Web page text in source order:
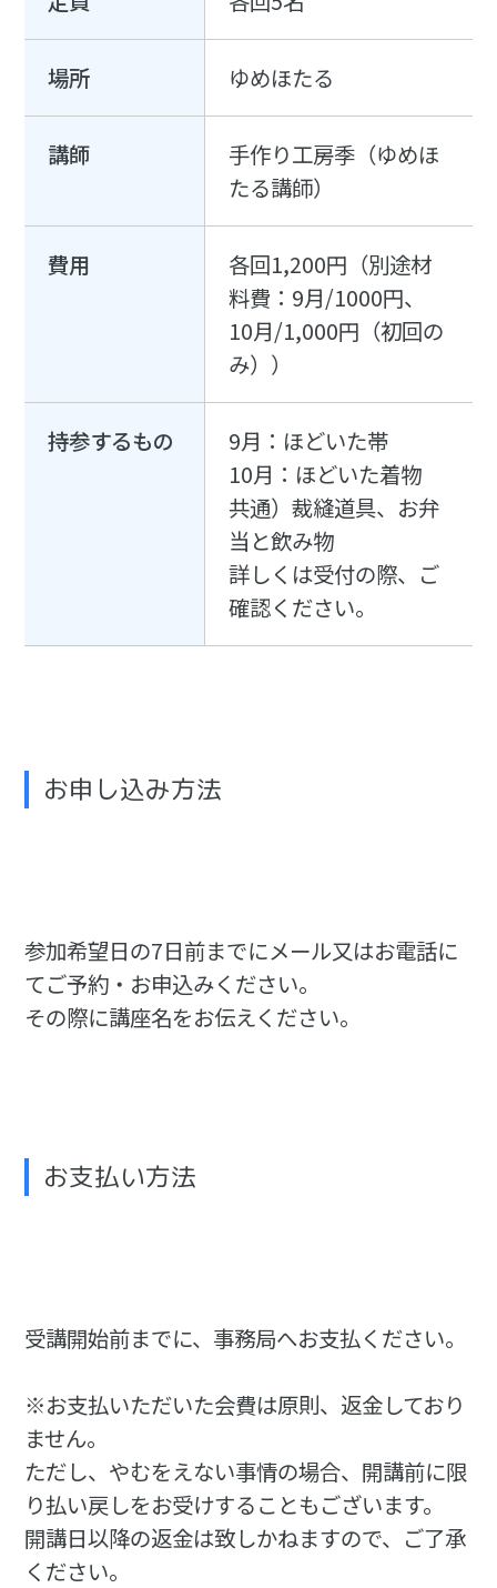
場所 ゆめほたる
講師
手作り工房季（ゆめほ
たる講師）
費用
各回1,200円（別途材
料費：9月/1000円、
10月/1,000円（初回の
み））
持参するもの
9月：ほどいた帯
10月：ほどいた着物
共通）裁縫道具、お弁
当と飲み物
詳しくは受付の際、ご
確認ください。
お申し込み方法
参加希望日の7日前までにメール又はお電話に
てご予約・お申込みください。
その際に講座名をお伝えください。
お支払い方法
受講開始前までに、事務局へお支払ください。
※お支払いただいた会費は原則、返金しており
ません。
ただし、やむをえない事情の場合、開講前に限
り払い戻しをお受けすることもございます。
開講日以降の返金は致しかねますので、ご了承
ください。